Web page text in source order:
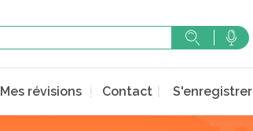
Mes révisions Contact S'enregistrer